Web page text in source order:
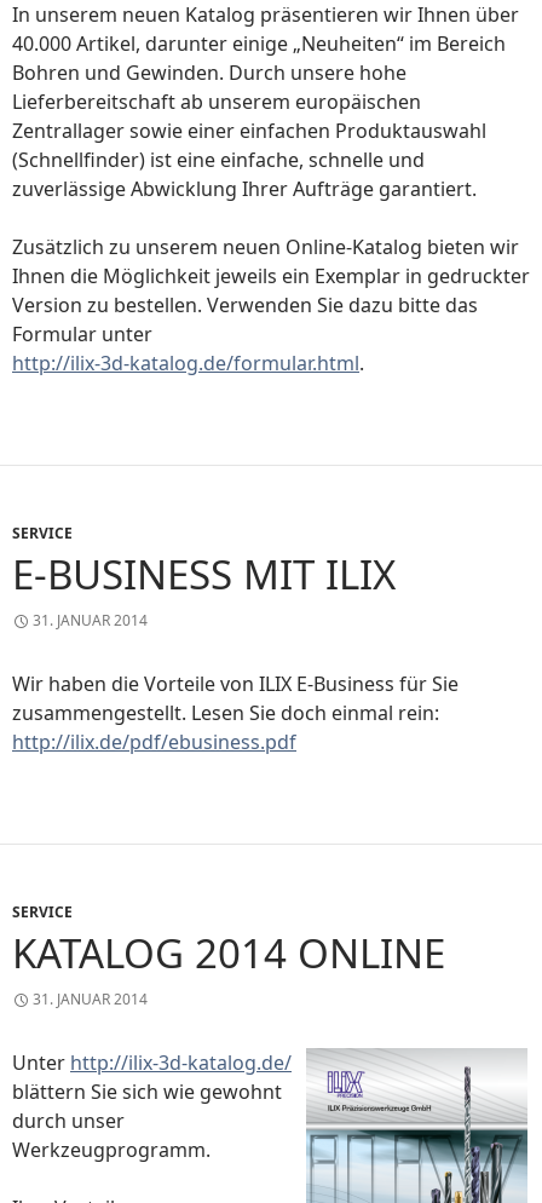
In unserem neuen Katalog präsentieren wir Ihnen über
40.000 Artikel, darunter einige „Neuheiten“ im Bereich
Bohren und Gewinden. Durch unsere hohe
Lieferbereitschaft ab unserem europäischen
Zentrallager sowie einer einfachen Produktauswahl
(Schnellfinder) ist eine einfache, schnelle und
zuverlässige Abwicklung Ihrer Aufträge garantiert.
Zusätzlich zu unserem neuen Online-Katalog bieten wir
Ihnen die Möglichkeit jeweils ein Exemplar in gedruckter
Version zu bestellen. Verwenden Sie dazu bitte das
Formular unter
http://ilix-3d-katalog.de/formular.html.
SERVICE
E-BUSINESS MIT ILIX
31. JANUAR 2014
Wir haben die Vorteile von ILIX E-Business für Sie
zusammengestellt. Lesen Sie doch einmal rein:
http://ilix.de/pdf/ebusiness.pdf
SERVICE
KATALOG 2014 ONLINE
31. JANUAR 2014
Unter http://ilix-3d-katalog.de/
blättern Sie sich wie gewohnt
durch unser
Werkzeugprogramm.